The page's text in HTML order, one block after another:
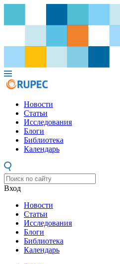
Новости
Статьи
Исследования
Блоги
Библиотека
Календарь
Вход
Новости
Статьи
Исследования
Блоги
Библиотека
Календарь